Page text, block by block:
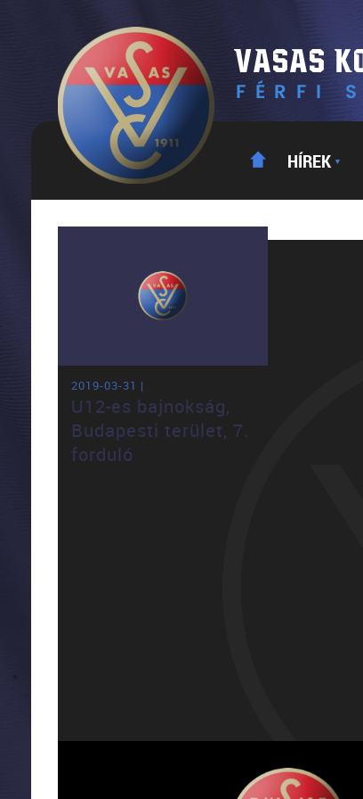
HÍREK ▼
2019-03-31 |
U12-es bajnokság,
Budapesti terület, 7.
forduló